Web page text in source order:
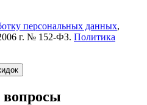
персональных данных,
г. № 152-ФЗ. Политика
вопросы